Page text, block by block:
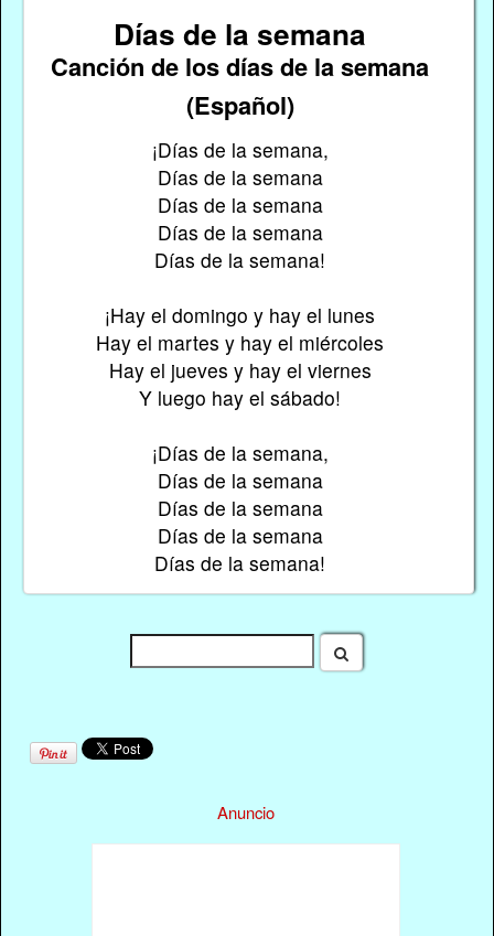
Días de la semana
Canción de los días de la semana
(Español)
¡Días de la semana,
Días de la semana
Días de la semana
Días de la semana
Días de la semana!
¡Hay el domingo y hay el lunes
Hay el martes y hay el miércoles
Hay el jueves y hay el viernes
Y luego hay el sábado!
¡Días de la semana,
Días de la semana
Días de la semana
Días de la semana
Días de la semana!
Anuncio